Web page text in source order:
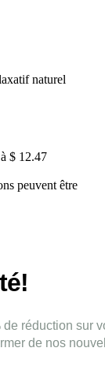
$ 12.47
peuvent être
réduction sur
de nos